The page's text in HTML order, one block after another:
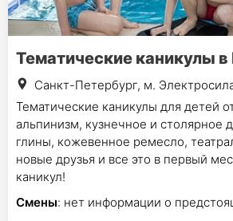
Тематические каникулы в
Санкт-Петербург, м.
Тематические каникулы для детей
альпинизм, кузнечное и столярное
глины, кожевенное ремесло,
новые друзья и все это в первый
каникул!
Смены: нет информации о